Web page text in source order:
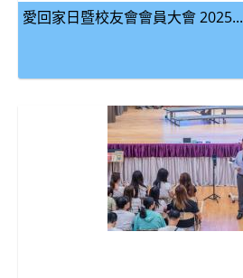
愛回家日暨校友會會員大會 2025...